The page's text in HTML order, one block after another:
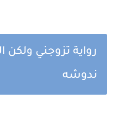
رواية تزوجني ولكن
ندوشه